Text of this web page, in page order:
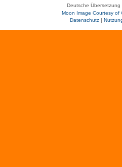
Deutsche Übersetzung
Moon Image Courtesy of
Datenschutz|